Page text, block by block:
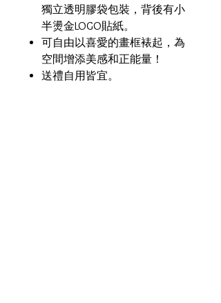
獨立透明膠袋包裝，背後有小
半燙金LOGO貼紙。
可自由以喜愛的畫框裱起，為
空間增添美感和正能量！
送禮自用皆宜。